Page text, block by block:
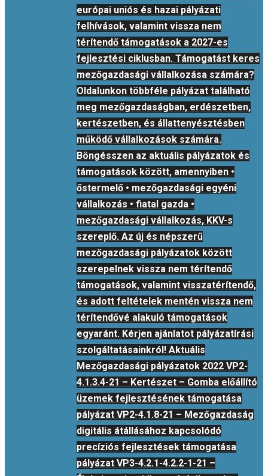
európai uniós és hazai pályázati
felhívások, valamint vissza nem
térítendő támogatások a 2027-es
fejlesztési ciklusban. Támogatást keres
mezőgazdasági vállalkozása számára?
Oldalunkon többféle pályázat található
meg mezőgazdaságban, erdészetben,
kertészetben, és állattenyésztésben
működő vállalkozások számára.
Böngésszen az aktuális pályázatok és
támogatások között, amennyiben •
őstermelő • mezőgazdasági egyéni
vállalkozás • fiatal gazda •
mezőgazdasági vállalkozás, KKV-s
szereplő. Az új és népszerű
mezőgazdasági pályázatok között
szerepelnek vissza nem térítendő
támogatások, valamint visszatérítendő,
és adott feltételek mentén vissza nem
térítendővé alakuló támogatások
egyaránt. Kérjen ajánlatot pályázatírási
szolgáltatásainkról! Aktuális
Mezőgazdasági pályázatok 2022 VP2-
4.1.3.4-21 – Kertészet – Gomba előállító
üzemek fejlesztésének támogatása
pályázat VP2-4.1.8-21 – Mezőgazdaság
digitális átállásához kapcsolódó
precíziós fejlesztések támogatása
pályázat VP3-4.2.1-4.2.2-1-21 –